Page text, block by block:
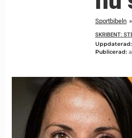
Sportbibeln »
SKRIBENT:
Uppdaterad:
Publicerad: